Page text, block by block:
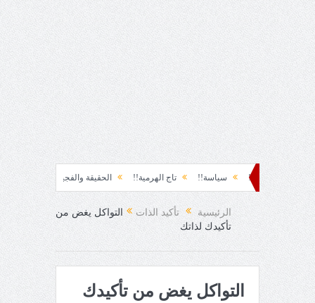
نشوة!! سياسة!! تاج الهرمية!! الحقيقة والفجيعة!! لِقاءُ في
الفرح المفاجئ!
الرئيسية تأكيد الذات
التواكل يغض من
تأكيدك لذاتك
التواكل يغض من تأكيدك